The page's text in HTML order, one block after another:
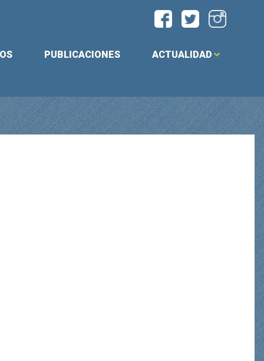
PUBLICACIONES ACTUALIDAD